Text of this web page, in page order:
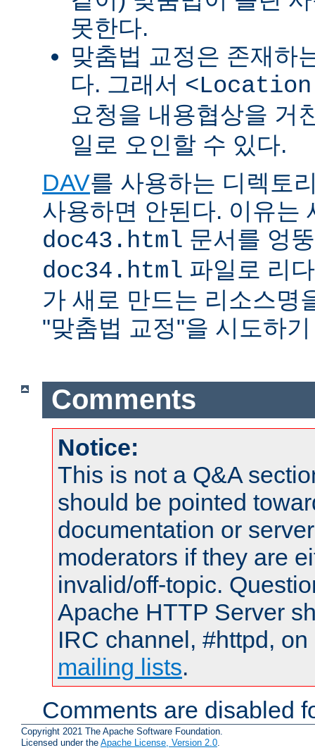
못한다.
맞춤법 교정은 존재하
다. 그래서
요청을 내용협상을 거
일로 오인할 수 있다.
DAV를 사용하는 디렉토
사용하면 안된다. 이유는
doc43.html 문서를 엉
doc34.html 파일로 리
가 새로 만드는 리소스명
"맞춤법 교정"을 시도하
Comments
Notice:
This is not a Q&A
should be pointed
documentation or
moderators if they are
invalid/off-topic.
Apache HTTP Server
IRC channel, #httpd,
mailing lists.
Comments are disabled
Copyright 2021 The Apache Software Foundation.
Licensed under the Apache License, Version 2.0.